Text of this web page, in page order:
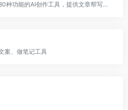
智思AI是一款拥有多达80种功能的AI创作工具，提供文章帮写、改写、广告、小红书、种草文案、抖音剧本、小说写作、论文改写、产品介绍、电商产品介绍、SEO分析、歌词创作等功能
案、做笔记工具